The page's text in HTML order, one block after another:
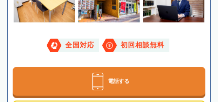
全国対応 初回相談無料
電話する